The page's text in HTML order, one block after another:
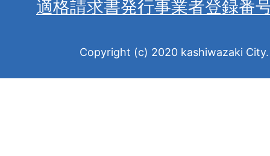
適格請求書発行事業者登録番
Copyright (c) 2020 kashiwazaki